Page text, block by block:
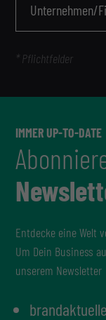
Unternehmen/
* Pflichtfelder
IMMER UP-TO-DATE
Entdecke eine Welt
Um Dein Business
unserem Newsletter